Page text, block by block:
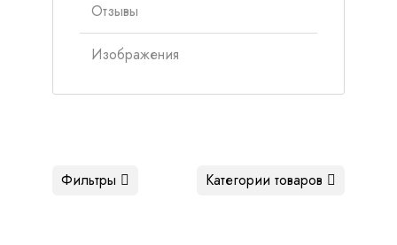
Отзывы
Изображения
Категории товаров
Фильтры